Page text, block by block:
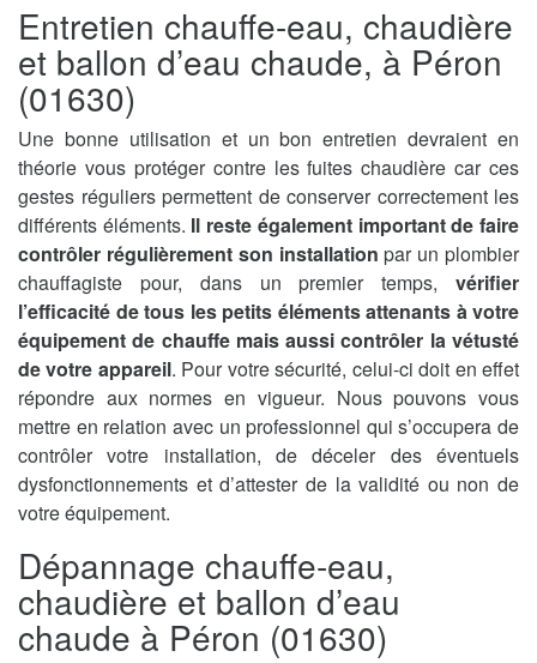
Entretien chauffe-eau, chaudière
et ballon d’eau chaude, à Péron
(01630)
Une bonne utilisation et un bon entretien devraient en
théorie vous protéger contre les fuites chaudière car ces
gestes réguliers permettent de conserver correctement les
différents éléments. Il reste également important de faire
contrôler régulièrement son installation par un plombier
chauffagiste pour, dans un premier temps, vérifier
l’efficacité de tous les petits éléments attenants à votre
équipement de chauffe mais aussi contrôler la vétusté
de votre appareil. Pour votre sécurité, celui-ci doit en effet
répondre aux normes en vigueur. Nous pouvons vous
mettre en relation avec un professionnel qui s’occupera de
contrôler votre installation, de déceler des éventuels
dysfonctionnements et d’attester de la validité ou non de
votre équipement.
Dépannage chauffe-eau,
chaudière et ballon d’eau
chaude à Péron (01630)